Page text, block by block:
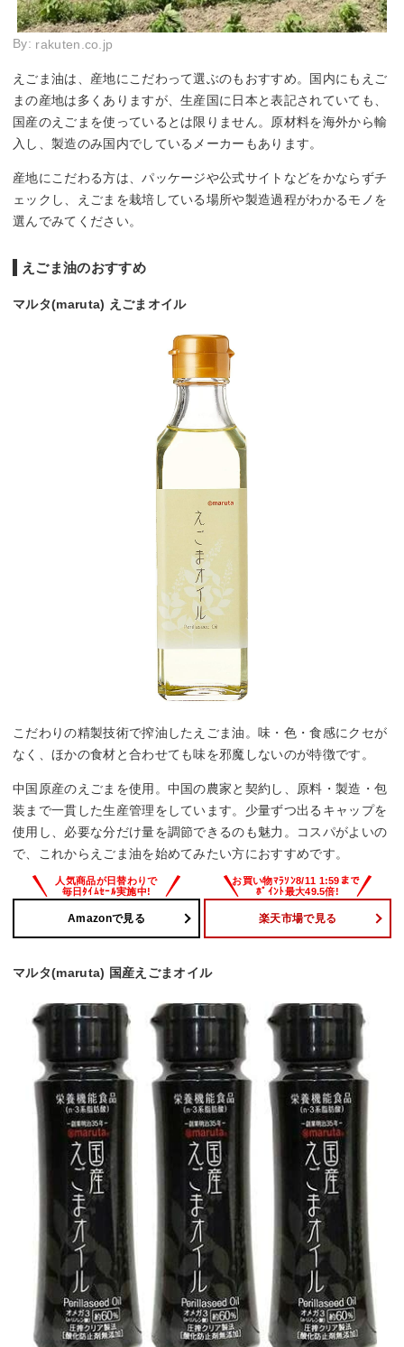
By: rakuten.co.jp
えごま油は、産地にこだわって選ぶのもおすすめ。国内にもえご
まの産地は多くありますが、生産国に日本と表記されていても、
国産のえごまを使っているとは限りません。原材料を海外から輸
入し、製造のみ国内でしているメーカーもあります。
産地にこだわる方は、パッケージや公式サイトなどをかならずチ
ェックし、えごまを栽培している場所や製造過程がわかるモノを
選んでみてください。
えごま油のおすすめ
マルタ(maruta) えごまオイル
こだわりの精製技術で搾油したえごま油。味・色・食感にクセが
なく、ほかの食材と合わせても味を邪魔しないのが特徴です。
中国原産のえごまを使用。中国の農家と契約し、原料・製造・包
装まで一貫した生産管理をしています。少量ずつ出るキャップを
使用し、必要な分だけ量を調節できるのも魅力。コスパがよいの
で、これからえごま油を始めてみたい方におすすめです。
Amazonで見る 楽天市場で見る
マルタ(maruta) 国産えごまオイル